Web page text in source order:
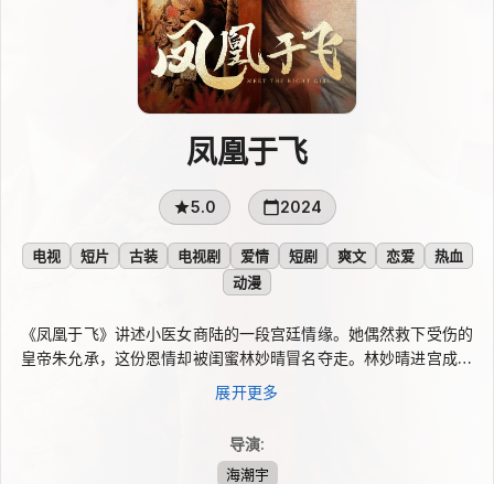
凤凰于飞
5.0 2024
电视 短片 古装 电视剧 爱情 短剧 爽文 恋爱
热血
动漫
《凤凰于飞》讲述小医女商陆的一段宫廷情缘。她偶然救下受伤的
皇帝朱允承，这份恩情却被闺蜜林妙晴冒名夺走。林妙晴进宫成为
妃子后，为掩盖真相处处针对商陆，甚至欲将她除去。商陆没有被
困局击垮，凭精湛医术进入太医院并升任副院判。待她怀有身孕再
满。
展开更多
导演:
海潮宇